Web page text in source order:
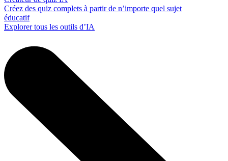
Créez des quiz complets à partir de n’importe quel sujet
éducatif
Explorer tous les outils d’IA